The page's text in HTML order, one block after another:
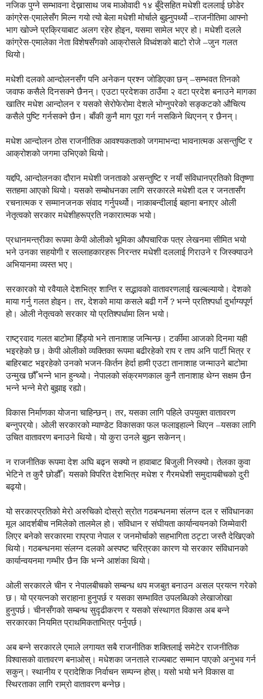
नजिक पुग्ने सम्भावना देख्नासाथ जब माओवादी १४ बुँदेसहित मधेशी दललाई छोडेर
कांग्रेस-एमालेसँग मिल्न गयो त्यो बेला मधेशी मोर्चाले बुझ्नुपर्थ्यो –राजनीतिमा आफ्नो
भाग खोज्ने प्रक्रियाबाट अलग रहेर होइन, यसमा सामेल भएर हो। मधेशी दलले
कांग्रेस-एमालेका नेता विशेषसँगको आक्रोसले विध्वंशको बाटो रोजे –जुन गलत
थियो।
मधेशी दलको आन्दोलनसँग पनि अनेकन प्रश्न जोडिएका छन् –सम्भवत तिनको
जवाफ कसैले दिनसक्ने छैनन्। एउटा प्रदेशका ठाउँमा २ वटा प्रदेश बनाउने मागका
खातिर मधेश आन्दोलन र यसको सेरोफेरोमा देशले भोग्नुपरेको सङ्कटको औचित्य
कसैले पुष्टि गर्नसक्ने छैन। बाँकी कुनै माग पूरा गर्न नसकिने थिएनन् र छैनन्।
मधेश आन्दोलन ठोस राजनीतिक आवश्यकताको जगमाभन्दा भावनात्मक असन्तुष्टि र
आक्रोशको जगमा उभिएको थियो।
यद्दपि, आन्दोलनका दौरान मधेशी जनताको असन्तुष्टि र नयाँ संविधानप्रतिको वितृष्णा
सतहमा आएको थियो। यसको सम्बोधनका लागि सरकारले मधेशी दल र जनतासँग
रचनात्मक र सम्मानजनक संवाद गर्नुपर्थ्यो। नाकाबन्दीलाई बहाना बनाएर ओली
नेतृत्वको सरकार मधेशीहरूप्रति नकारात्मक भयो।
प्रधानमन्त्रीका रूपमा केपी ओलीको भूमिका औपचारिक पत्र लेखनमा सीमित भयो
भने उनका सहयोगी र सल्लाहकारहरू निरन्तर मधेशी दललाई गिराउने र जिस्क्याउने
अभियानमा व्यस्त भए।
सरकारको यो रवैयाले देशभित्र शान्ति र सद्भावको वातावरणलाई खल्बल्यायो। देशको
माया गर्नु गलत होइन। तर, देशको माया कसले बढी गर्ने ? भन्ने प्रतिश्पर्धा दुर्भाग्यपूर्ण
हो। ओली नेतृत्वको सरकार यो प्रतिश्पर्धामा लिन भयो।
राष्ट्रवाद गलत बाटोमा हिँड्यो भने तानाशाह जन्मिन्छ। टर्कीमा आजको दिनमा यही
भइरहेको छ। केपी ओलीको व्यक्तिका रूपमा बढीरहेको राप र ताप अनि पार्टी भित्र र
बाहिरबाट भइरहेको उनको भजन-किर्तन हेर्दा हामी एउटा तानाशाह जन्माउने बाटोमा
उन्मुख छौँ भन्ने भान हुन्थ्यो। नेपालको संक्रमणकाल कुनै तानाशाह थेग्न सक्षम छैन
भन्ने भन्ने मेरो बुझाइ रह्यो।
विकास निर्माणका योजना चाहिन्छन्। तर, यसका लागि पहिले उपयुक्त वातावरण
बन्नुपर्‌यो। ओली सरकारको म्याण्डेट विकासका फल फलाइहाल्ने थिएन –यसका लागि
उचित वातावरण बनाउने थियो। यो कुरा उनले बुझ्न सकेनन्।
न राजनीतिक रूपमा देश अघि बढ्न सक्यो न हावाबाट बिजुली निस्क्यो। तेलका कुवा
भेटिने त कुरै छोडौँ। यसको विपरित देशभित्र मधेश र गैरमधेशी समुदायबीचको दुरी
बढ्यो।
यो सरकारप्रतिको मेरो अरुचिको दोस्रो स्रोत गठबन्धनमा संलग्न दल र संविधानका
मूल आदर्शबीच नमिलेको तालमेल हो। संविधान र संघीयता कार्यान्वयनको जिम्मेवारी
लिएर बनेको सरकारमा राप्रपा नेपाल र जनमोर्चाको सहभागिता ठट्टा जस्तै देखिएको
थियो। गठबन्धनमा संलग्न दलको अस्पष्ट चरित्रका कारण यो सरकार संविधानको
कार्यान्वयनमा गम्भीर छैन कि भन्ने आशंका थियो।
ओली सरकारले चीन र नेपालबीचको सम्बन्ध थप मजबुत बनाउन असल प्रयत्न गरेको
छ। यो प्रयत्नको सराहाना हुनुपर्छ र यसका सम्भावित उपलब्धिको लेखाजोखा
हुनुपर्छ। चीनसँगको सम्बन्ध सुदृढीकरण र यसको संस्थागत विकास अब बन्ने
सरकारका नियमित प्राथमिकताभित्र पर्नुपर्छ।
अब बन्ने सरकारले एमाले लगायत सबै राजनीतिक शक्तिलाई समेटेर राजनीतिक
विश्वासको वातावरण बनाओस्। मधेशका जनताले राज्यबाट सम्मान पाएको अनुभव गर्न
सकुन्। स्थानीय र प्रादेशिक निर्वाचन सम्पन्न होस्। यसो भयो भने विकास वा
स्थिरताका लागि राम्रो वातावरण बन्नेछ।